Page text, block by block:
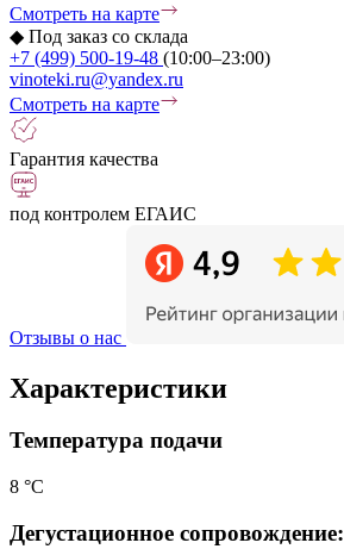
Смотреть на карте
◆ Под заказ со склада
+7 (499) 500-19-48 (10:00–23:00)
vinoteki.ru@yandex.ru
Смотреть на карте
Гарантия качества
под контролем ЕГАИС
Отзывы о нас
Характеристики
Температура подачи
8 °С
Дегустационное сопровождение: